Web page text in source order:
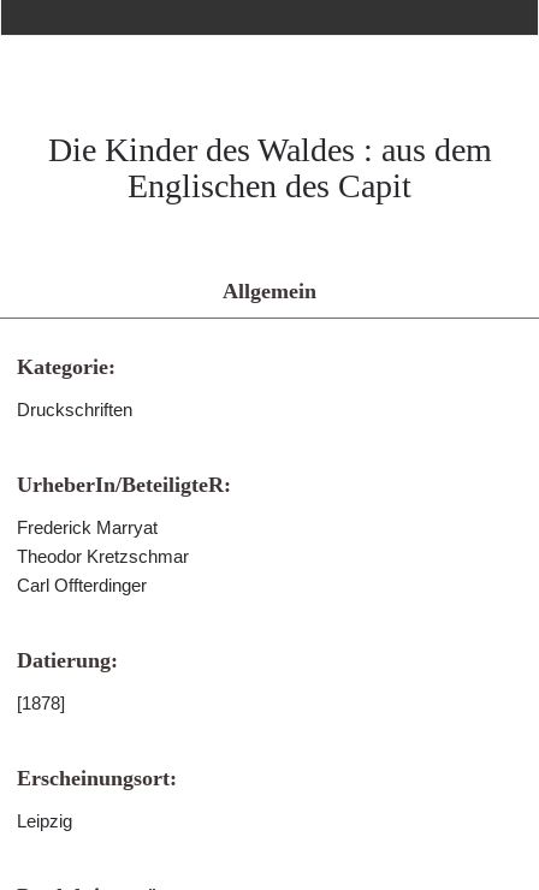
Die Kinder des Waldes : aus dem
Englischen des Capit
Allgemein
Kategorie:
Druckschriften
UrheberIn/BeteiligteR:
Frederick Marryat
Theodor Kretzschmar
Carl Offterdinger
Datierung:
[1878]
Erscheinungsort:
Leipzig